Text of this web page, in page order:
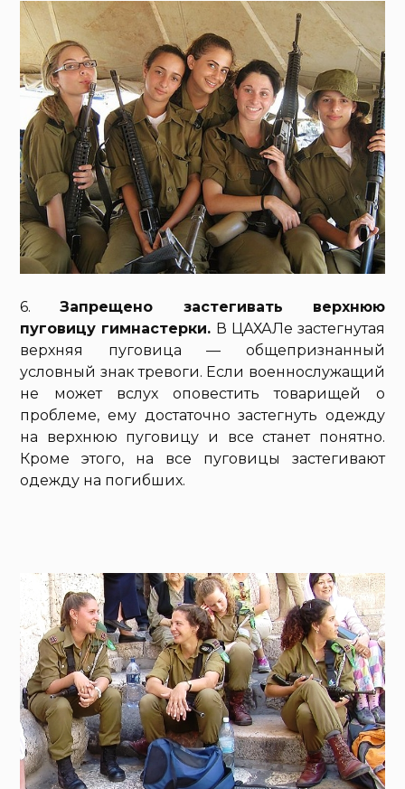
6.Запрещено застегивать верхнюю
пуговицу гимнастерки. В ЦАХАЛе застегнутая
верхняя пуговица — общепризнанный
условный знак тревоги. Если военнослужащий
не может вслух оповестить товарищей о
проблеме, ему достаточно застегнуть одежду
на верхнюю пуговицу и все станет понятно.
Кроме этого, на все пуговицы застегивают
одежду на погибших.